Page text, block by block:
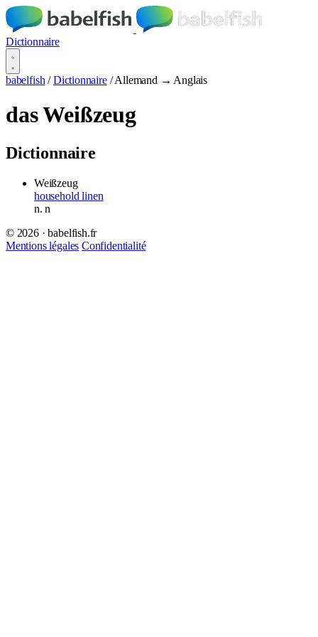
Dictionnaire
babelfish / Dictionnaire / Allemand → Anglais
das Weißzeug
Dictionnaire
Weißzeug
household linen
n.n
© 2026 · babelfish.fr
Mentions légales Confidentialité